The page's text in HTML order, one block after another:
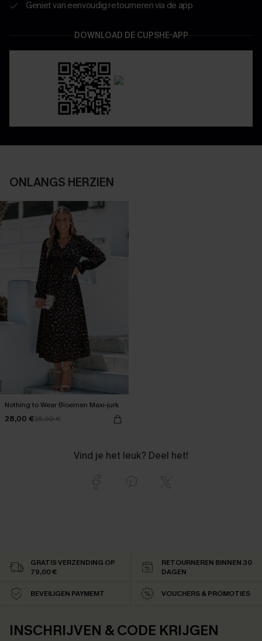
Geniet van eenvoudig retourneren via de app
DOWNLOAD DE CUPSHE-APP
ONLANGS HERZIEN
Nothing to Wear Bloemen Maxi-jurk
28,00 €35,00 €
Vind je het leuk? Deel het!
GRATIS VERZENDING OP
79,00 €
RETOURNEREN BINNEN 30
DAGEN
BEVEILIGEN PAYMEMT VOUCHERS & PROMOTIES
INSCHRIJVEN & CODE KRIJGEN